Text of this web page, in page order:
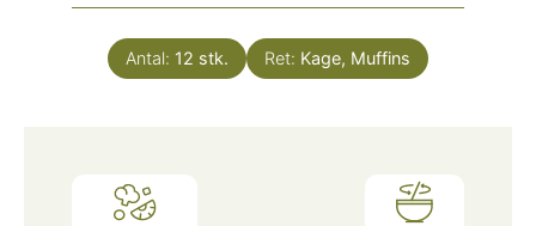
Antal: 12 stk. Ret: Kage, Muffins